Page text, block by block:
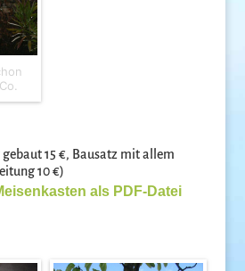
15 €, Bausatz mit allem
10 €)
als PDF-Datei